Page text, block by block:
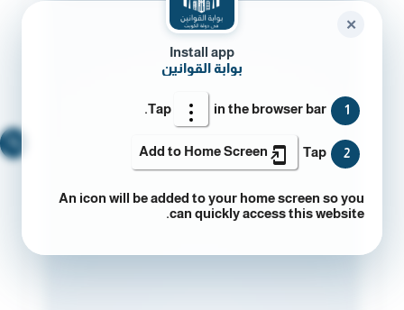
Install app
بوابة القوانين
1
Tap in the browser bar.
2
Tap
Add to Home Screen
An icon will be added to your home screen so you
can quickly access this website.
✕